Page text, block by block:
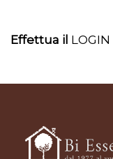
Effettua il LOGIN